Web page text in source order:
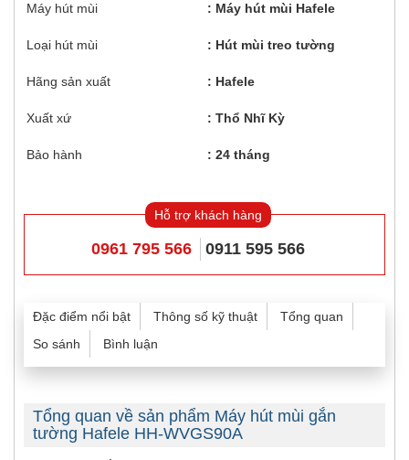
Máy hút mùi Máy hút mùi Hafele
Loại hút mùi Hút mùi treo tường
Hãng sản xuất Hafele
Xuất xứ Thổ Nhĩ Kỳ
Bảo hành 24 tháng
Hỗ trợ khách hàng
0961 795 566 0911 595 566
Đặc điểm nổi bật Thông số kỹ thuật
Tổng quan
So sánh
Bình luận
Tổng quan về sản phẩm Máy hút mùi gắn
tường Hafele HH-WVGS90A